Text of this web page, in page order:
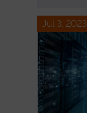
Jul 3, 2023